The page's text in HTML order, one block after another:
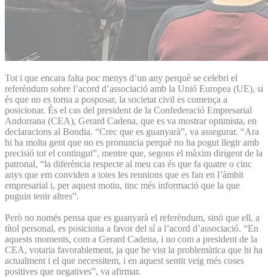
Tot i que encara falta poc menys d’un any perquè se celebri el
referèndum sobre l’acord d’associació amb la Unió Europea (UE), si
és que no es torna a posposar, la societat civil es comença a
posicionar. És el cas del president de la Confederació Empresarial
Andorrana (CEA), Gerard Cadena, que es va mostrar optimista, en
declaracions al Bondia. “Crec que es guanyarà”, va assegurar. “Ara
hi ha molta gent que no es pronuncia perquè no ha pogut llegir amb
precisió tot el contingut”, mentre que, segons el màxim dirigent de la
patronal, “la diferència respecte al meu cas és que fa quatre o cinc
anys que em conviden a totes les reunions que es fan en l’àmbit
empresarial i, per aquest motiu, tinc més informació que la que
puguin tenir altres”.
Però no només pensa que es guanyarà el referèndum, sinó que ell, a
títol personal, es posiciona a favor del sí a l’acord d’associació. “En
aquests moments, com a Gerard Cadena, i no com a president de la
CEA, votaria favorablement, ja que he vist la problemàtica que hi ha
actualment i el que necessitem, i en aquest sentit veig més coses
positives que negatives”, va afirmar.